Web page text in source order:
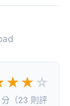
☆
（23 則評